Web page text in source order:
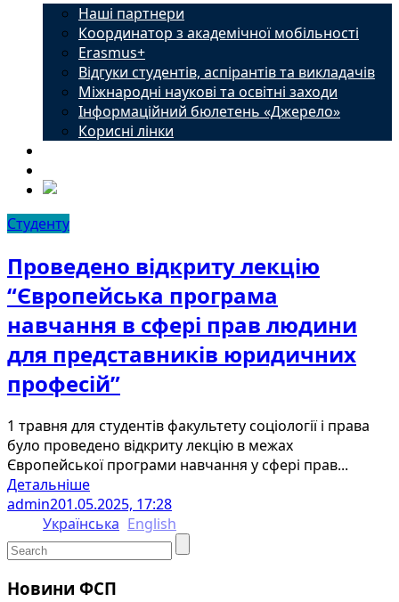
Наші партнери
Координатор з академічної мобільності
Erasmus+
Відгуки студентів, аспірантів та викладачів
Міжнародні наукові та освітні заходи
Інформаційний бюлетень «Джерело»
Корисні лінки
Студенту
Проведено відкриту лекцію
“Європейська програма
навчання в сфері прав людини
для представників юридичних
професій”
1 травня для студентів факультету соціології і права
було проведено відкриту лекцію в межах
Європейської програми навчання у сфері прав...
Детальніше
admin201.05.2025, 17:28
Українська English
Новини ФСП